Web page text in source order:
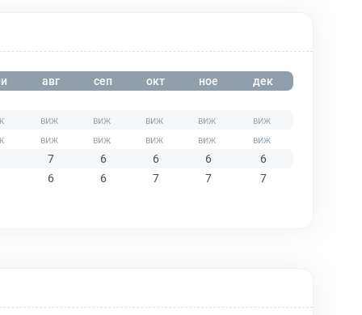
авг сеп окт ное дек
7 6 6 6
6
6
6 7 7 7